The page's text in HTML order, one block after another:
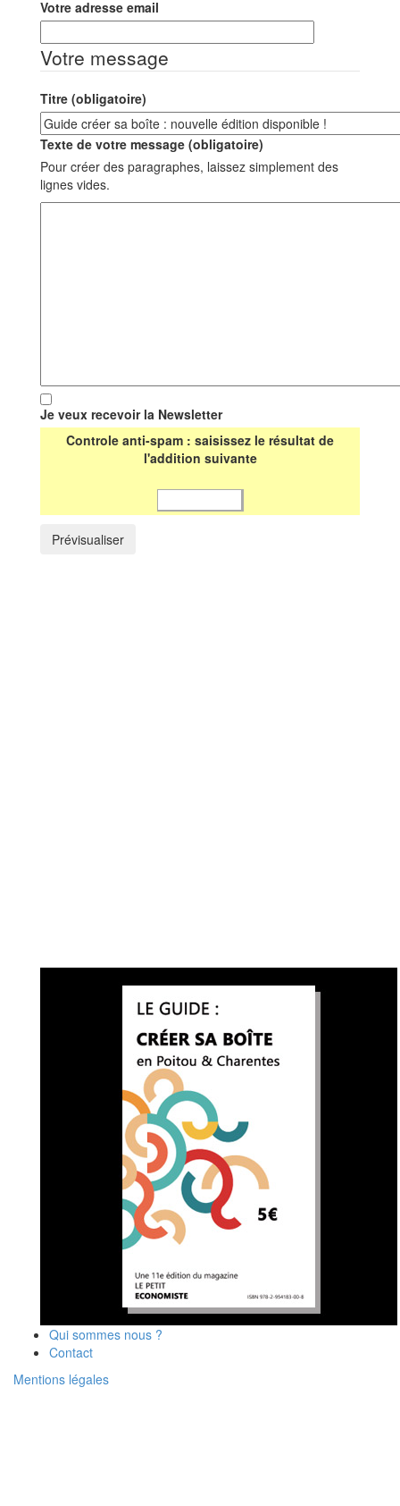
Votre adresse email
Votre message
Titre (obligatoire)
Texte de votre message (obligatoire)
Pour créer des paragraphes, laissez simplement des
lignes vides.
Je veux recevoir la Newsletter
Controle anti-spam : saisissez le résultat de
l'addition suivante
Qui sommes nous ?
Contact
Mentions légales